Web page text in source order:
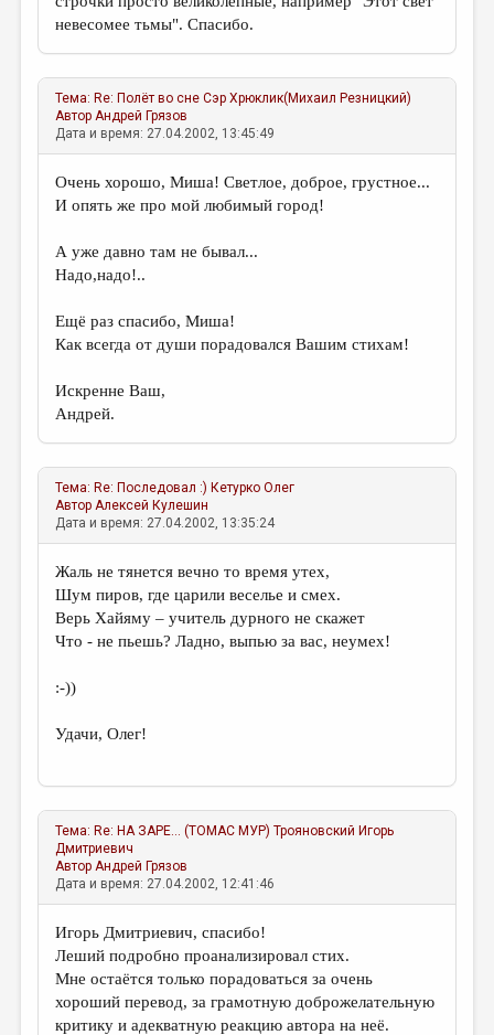
невесомее тьмы". Спасибо.
Тема: Re: Полёт во сне Сэр Хрюклик(Михаил Резницкий)
АвторАндрей Грязов
Дата и время: 27.04.2002, 13:45:49
Очень хорошо, Миша! Светлое, доброе, грустное...
И опять же про мой любимый город!
А уже давно там не бывал...
Надо,надо!..
Ещё раз спасибо, Миша!
Как всегда от души порадовался Вашим стихам!
Искренне Ваш,
Андрей.
Тема: Re: Последовал :) Кетурко Олег
АвторАлексей Кулешин
Дата и время: 27.04.2002, 13:35:24
Жаль не тянется вечно то время утех,
Шум пиров, где царили веселье и смех.
Верь Хайяму – учитель дурного не скажет
Что - не пьешь? Ладно, выпью за вас, неумех!
:-))
Удачи, Олег!
Тема: Re: НА ЗАРЕ... (ТОМАС МУР) Трояновский Игорь
Дмитриевич
АвторАндрей Грязов
Дата и время: 27.04.2002, 12:41:46
Игорь Дмитриевич, спасибо!
Леший подробно проанализировал стих.
Мне остаётся только порадоваться за очень
хороший перевод, за грамотную доброжелательную
критику и адекватную реакцию автора на неё.